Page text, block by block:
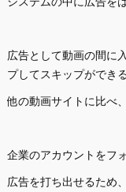
広告として動画の間に
プしてスキップができ
他の動画サイトに比べ
企業のアカウントをフ
広告を打ち出せるため